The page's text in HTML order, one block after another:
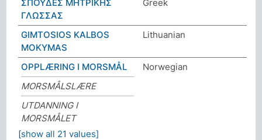
ΣΠΟΥΔΕΣ ΜΗΤΡΙΚΗΣ
ΓΛΩΣΣΑΣ
Greek
GIMTOSIOS KALBOS
MOKYMAS
Lithuanian
OPPLÆRING I MORSMÅL
Norwegian
MORSMÅLSLÆRE
UTDANNING I
MORSMÅLET
[show all 21 values]